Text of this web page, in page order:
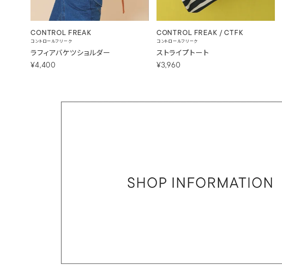
CONTROL FREAK
コントロールフリーク
ラフィアバケツショルダー
¥4,400
CONTROL FREAK / CTFK
コントロールフリーク
ストライプトート
¥3,960